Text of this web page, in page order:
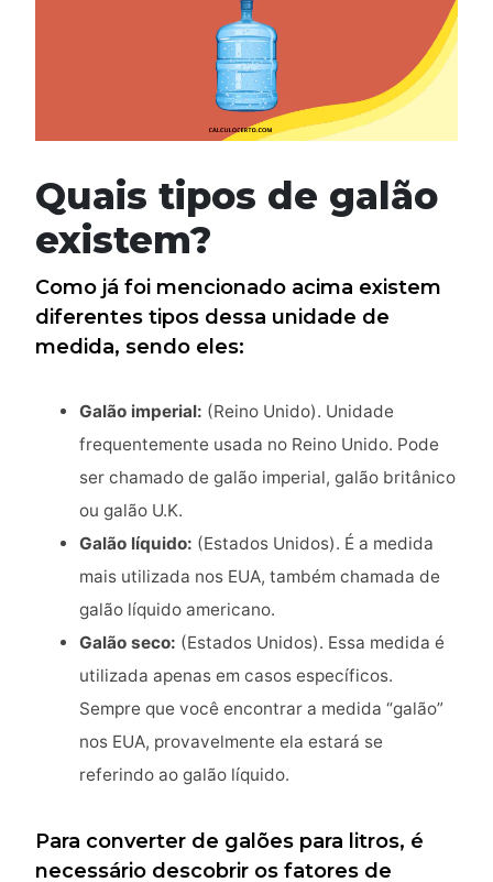
Quais tipos de galão
existem?
Como já foi mencionado acima existem
diferentes tipos dessa unidade de
medida, sendo eles:
Galão imperial: (Reino Unido). Unidade
frequentemente usada no Reino Unido. Pode
ser chamado de galão imperial, galão britânico
ou galão U.K.
Galão líquido: (Estados Unidos). É a medida
mais utilizada nos EUA, também chamada de
galão líquido americano.
Galão seco: (Estados Unidos). Essa medida é
utilizada apenas em casos específicos.
Sempre que você encontrar a medida “galão”
nos EUA, provavelmente ela estará se
referindo ao galão líquido.
Para converter de galões para litros, é
necessário descobrir os fatores de